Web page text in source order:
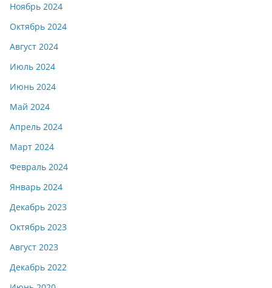
Ноябрь 2024
Октябрь 2024
Август 2024
Июль 2024
Июнь 2024
Май 2024
Апрель 2024
Март 2024
Февраль 2024
Январь 2024
Декабрь 2023
Октябрь 2023
Август 2023
Декабрь 2022